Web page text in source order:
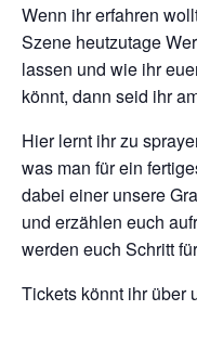
Wenn ihr erfahren
Szene heutzutage
lassen und wie ihr
könnt, dann seid ihr
Hier lernt ihr zu
was man für ein
dabei einer unsere
und erzählen euch
werden euch Schritt
Tickets könnt ihr über